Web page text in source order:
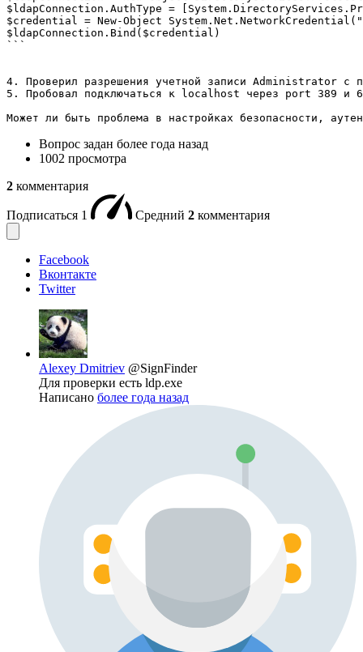
$ldapConnection.AuthType =
$credential = New-Object
$ldapConnection.Bind($credential)
```
4. Проверил разрешения учетной записи Administrator с
5. Пробовал подключаться к localhost через port 389 и
Может ли быть проблема в настройках безопасности,
Вопрос задан более года назад
1002 просмотра
2 комментария
Подписаться 1 Средний 2 комментария
Facebook
Вконтакте
Twitter
Alexey Dmitriev @SignFinder
Для проверки есть ldp.exe
Написано более года назад